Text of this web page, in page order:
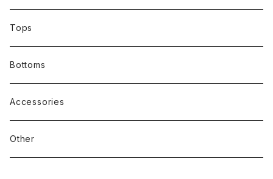
Tops
Bottoms
Accessories
Other